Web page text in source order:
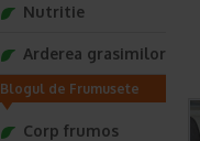
Nutritie
Arderea grasimilor
Blogul de Frumusete
Corp frumos